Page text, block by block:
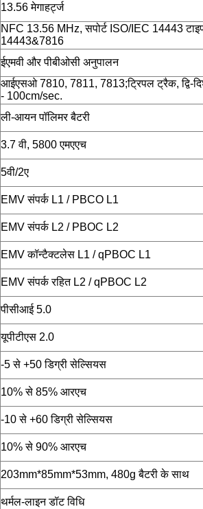
13.56 मेगाहर्ट्ज
NFC 13.56 MHz, सपोर्ट ISO/IEC 14443
14443&7816
ईएमवी और पीबीओसी अनुपालन
आईएसओ 7810, 7811, 7813;ट्रिपल ट्रैक, द्वि-
- 100cm/sec.
ली-आयन पॉलिमर बैटरी
3.7 वी, 5800 एमएएच
5वी/2ए
EMV संपर्क L1 / PBCO L1
EMV संपर्क L2 / PBOC L2
EMV कॉन्टैक्टलेस L1 / qPBOC L1
EMV संपर्क रहित L2 / qPBOC L2
पीसीआई 5.0
यूपीटीएस 2.0
-5 से +50 डिग्री सेल्सियस
10% से 85% आरएच
-10 से +60 डिग्री सेल्सियस
10% से 90% आरएच
203mm*85mm*53mm, 480g बैटरी के साथ
थर्मल-लाइन डॉट विधि